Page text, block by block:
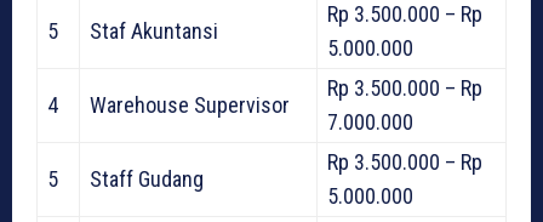
5 Staf Akuntansi
Rp 3.500.000 – Rp
5.000.000
4 Warehouse Supervisor
Rp 3.500.000 – Rp
7.000.000
5 Staff Gudang
Rp 3.500.000 – Rp
5.000.000